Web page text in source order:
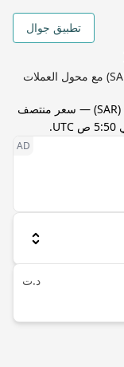
تطبيق جوال
تحويل دينار تونسي (TND) إلى ريال سعودي (SAR) مع محول العملات
(
SAR) — سعر منتصف
.
د.ت